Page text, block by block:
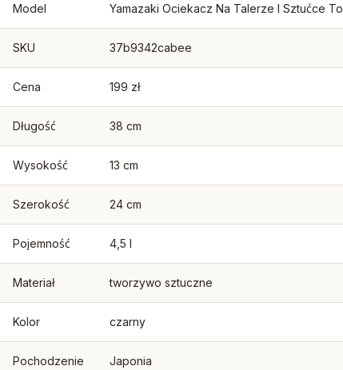
Model Yamazaki Ociekacz Na Talerze I Sztućce
SKU 37b9342cabee
Cena 199 zł
Długość 38 cm
Wysokość 13 cm
Szerokość 24 cm
Pojemność 4,5 l
Materiał tworzywo sztuczne
Kolor czarny
Pochodzenie Japonia